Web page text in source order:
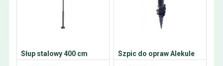
Słup stalowy 400 cm Szpic do opraw Alekule